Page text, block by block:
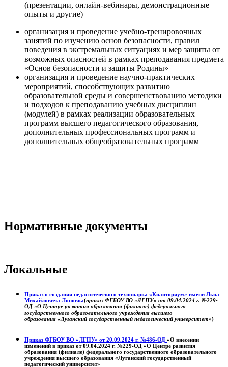
(презентации, онлайн-вебинары, демонстрационные
опыты и другие)
организация и проведение учебно-тренировочных
занятий по изучению основ безопасности, правил
поведения в экстремальных ситуациях и мер защиты от
возможных опасностей в рамках преподавания предмета
«Основ безопасности и защиты Родины»
организация и проведение научно-практических
мероприятий, способствующих развитию
образовательной среды и совершенствованию методики
и подходов к преподаванию учебных дисциплин
(модулей) в рамках реализации образовательных
программ высшего педагогического образования,
дополнительных профессиональных программ и
дополнительных общеобразовательных программ
Нормативные документы
Локальные
Приказ о создании педагогического технопарка «Кванториум» имени Льва
Михайловича Лоповка(приказ ФГБОУ ВО «ЛГПУ» от 09.04.2024 г. №229-
ОД «О Центре развития образования (филиале) федерального
государственного образовательного учреждения высшего
образования «Луганский государственный педагогический университет»)
Приказ ФГБОУ ВО «ЛГПУ» от 20.09.2024 г. №486-ОД «О внесении
изменений в приказ от 09.04.2024 г. №229-ОД «О Центре развития
образования (филиале) федерального государственного образовательного
учреждения высшего образования «Луганский государственный
педагогический университет»